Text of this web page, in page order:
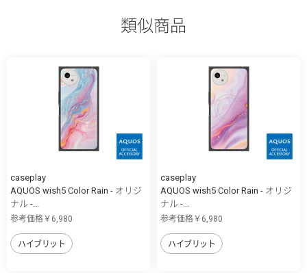
類似商品
caseplay
AQUOS wish5 Color Rain - オリジ
ナル -...
参考価格￥6,980
ハイブリット
caseplay
AQUOS wish5 Color Rain - オリジ
ナル -...
参考価格￥6,980
ハイブリット